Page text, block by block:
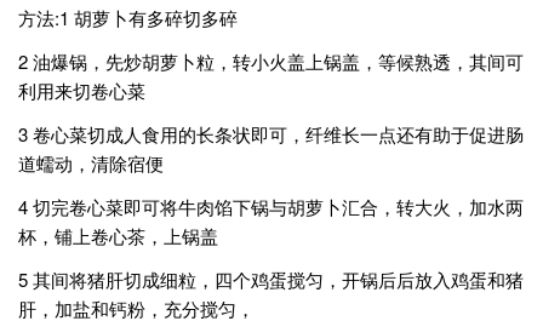
方法:1 胡萝卜有多碎切多碎
2 油爆锅，先炒胡萝卜粒，转小火盖上锅盖，等候熟透，其间可
利用来切卷心菜
3 卷心菜切成人食用的长条状即可，纤维长一点还有助于促进肠
道蠕动，清除宿便
4 切完卷心菜即可将牛肉馅下锅与胡萝卜汇合，转大火，加水两
杯，铺上卷心茶，上锅盖
5 其间将猪肝切成细粒，四个鸡蛋搅匀，开锅后后放入鸡蛋和猪
肝，加盐和钙粉，充分搅匀，